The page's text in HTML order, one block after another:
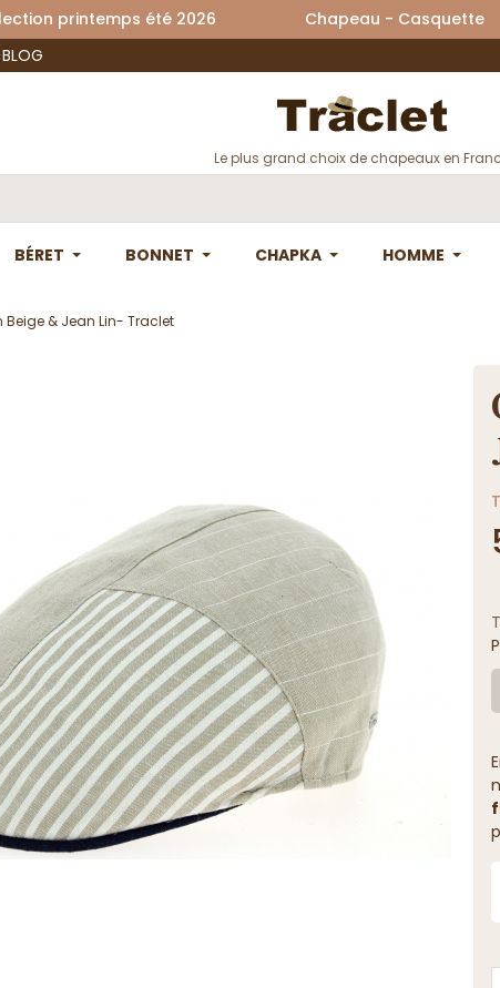
printemps été 2026 Chapeau -
BLOG
Le plus grand choix de chapeaux en
BÉRET BONNET CHAPKA HOMME
Beige & Jean Lin- Traclet